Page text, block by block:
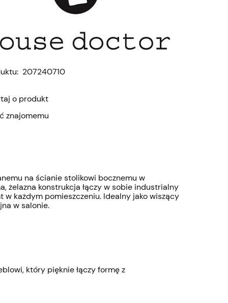
207240710
o produkt
znajomemu
na ścianie stolikowi bocznemu w
żelazna konstrukcja łączy w sobie industrialny
każdym pomieszczeniu. Idealny jako wiszący
w salonie.
który pięknie łączy formę z